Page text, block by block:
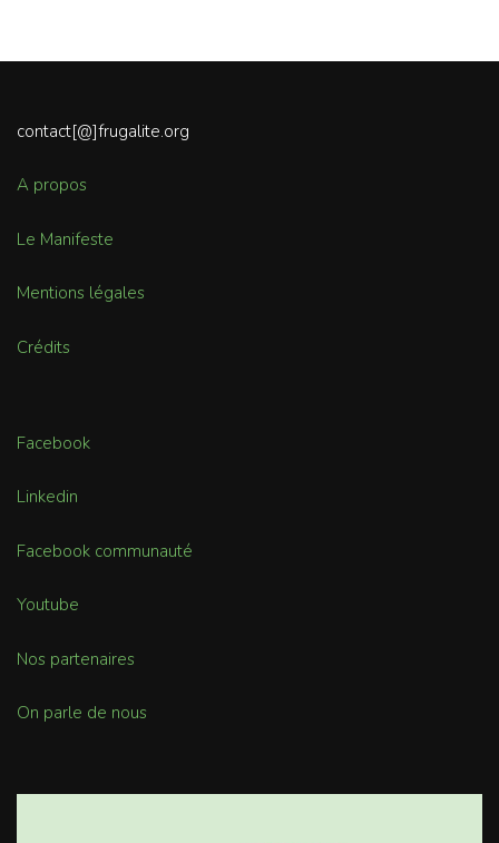
contact[@]frugalite.org
A propos
Le Manifeste
Mentions légales
Crédits
Facebook
Linkedin
Facebook communauté
Youtube
Nos partenaires
On parle de nous